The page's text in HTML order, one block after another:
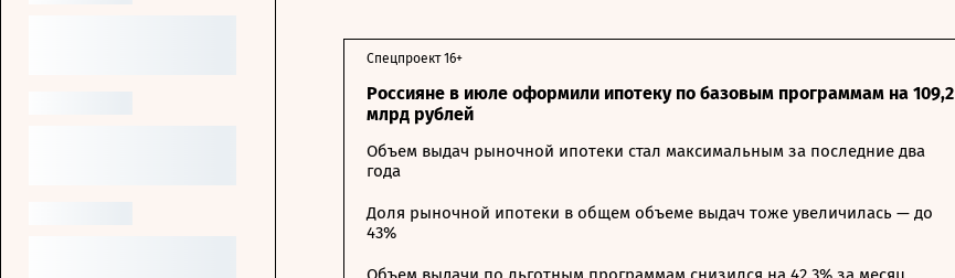
Россияне в июле оформили ипотеку по базовым программам на 109,2
млрд рублей
Спецпроект 16+
Объем выдач рыночной ипотеки стал максимальным за последние два
года
Доля рыночной ипотеки в общем объеме выдач тоже увеличилась — до
43%